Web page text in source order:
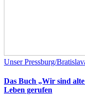
Unser Pressburg/
Das Buch „Wir sind
Leben gerufen